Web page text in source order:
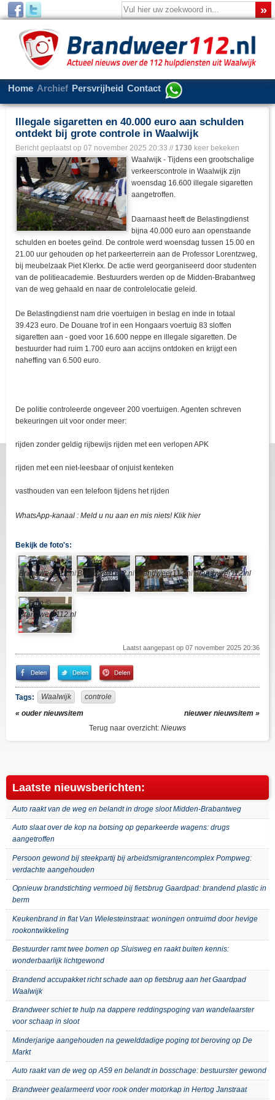
Home Archief Persvrijheid Contact
Illegale sigaretten en 40.000 euro aan schulden
ontdekt bij grote controle in Waalwijk
Bericht geplaatst op 07 november 2025 20:33 // 1730 keer bekeken
Waalwijk - Tijdens een grootschalige
verkeerscontrole in Waalwijk zijn
woensdag 16.600 illegale sigaretten
aangetroffen.
Daarnaast heeft de Belastingdienst
bijna 40.000 euro aan openstaande
schulden en boetes geïnd. De controle werd woensdag tussen 15.00 en
21.00 uur gehouden op het parkeerterrein aan de Professor Lorentzweg,
bij meubelzaak Piet Klerkx. De actie werd georganiseerd door studenten
van de politieacademie. Bestuurders werden op de Midden-Brabantweg
van de weg gehaald en naar de controlelocatie geleid.
De Belastingdienst nam drie voertuigen in beslag en inde in totaal
39.423 euro. De Douane trof in een Hongaars voertuig 83 sloffen
sigaretten aan - goed voor 16.600 neppe en illegale sigaretten. De
bestuurder had ruim 1.700 euro aan accijns ontdoken en krijgt een
naheffing van 6.500 euro.
De politie controleerde ongeveer 200 voertuigen. Agenten schreven
bekeuringen uit voor onder meer:
rijden zonder geldig rijbewijs rijden met een verlopen APK
rijden met een niet-leesbaar of onjuist kenteken
vasthouden van een telefoon tijdens het rijden
WhatsApp-kanaal : Meld u nu aan en mis niets! Klik hier
Bekijk de foto's:
Laatst aangepast op 07 november 2025 20:36
Share
on
Facebook
Share
on
Twitter
Pin
It!
Tags: Waalwijk
controle
« ouder nieuwsitem
nieuwer nieuwsitem »
Terug naar overzicht: Nieuws
Laatste nieuwsberichten:
Auto raakt van de weg en belandt in droge sloot Midden-Brabantweg
Auto slaat over de kop na botsing op geparkeerde wagens: drugs
aangetroffen
Persoon gewond bij steekpartij bij arbeidsmigrantencomplex Pompweg:
verdachte aangehouden
Opnieuw brandstichting vermoed bij fietsbrug Gaardpad: brandend plastic in
berm
Keukenbrand in flat Van Wielesteinstraat: woningen ontruimd door hevige
rookontwikkeling
Bestuurder ramt twee bomen op Sluisweg en raakt buiten kennis:
wonderbaarlijk lichtgewond
Brandend accupakket richt schade aan op fietsbrug aan het Gaardpad
Waalwijk
Brandweer schiet te hulp na dappere reddingspoging van wandelaarster
voor schaap in sloot
Minderjarige aangehouden na gewelddadige poging tot beroving op De
Markt
Auto raakt van de weg op A59 en belandt in bosschage: bestuurster gewond
Brandweer gealarmeerd voor rook onder motorkap in Hertog Janstraat